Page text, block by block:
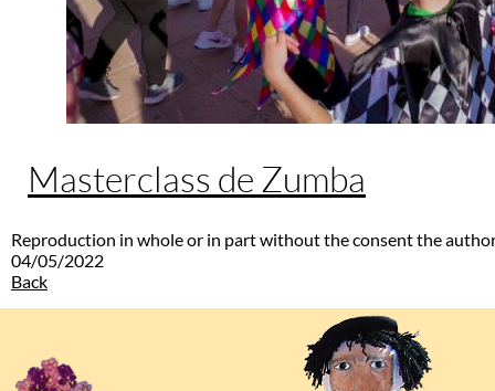
Masterclass de Zumba
Reproduction in whole or in part without the consent the
04/05/2022
Back